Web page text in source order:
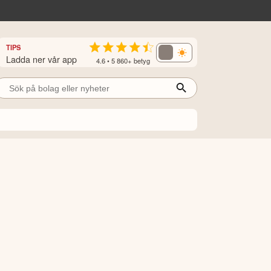
TIPS
Ladda ner vår app 4.6 • 5 860+ betyg